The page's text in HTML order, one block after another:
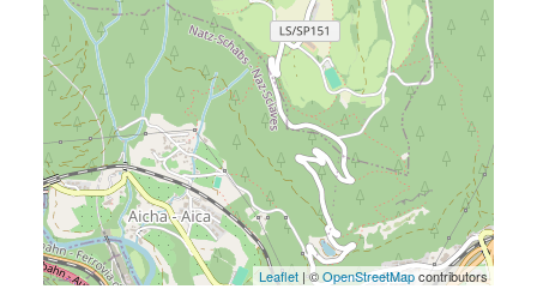
Leaflet | ©OpenStreetMapcontributors